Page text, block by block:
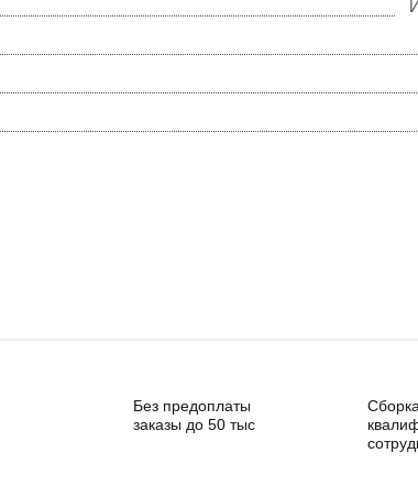
Без предоплаты
заказы до 50 тыс
Сборка